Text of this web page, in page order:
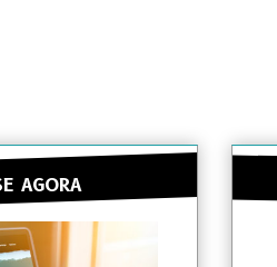
AGORA